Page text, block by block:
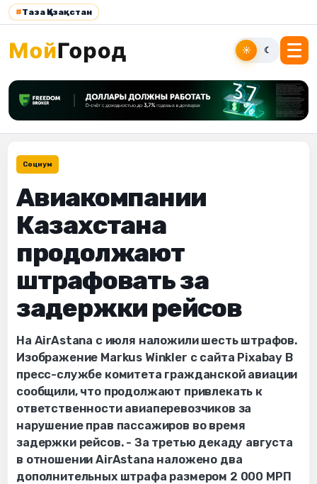
#Таза Қазақстан
☀ ☾
Социум
Авиакомпании
Казахстана
продолжают
штрафовать за
задержки рейсов
На AirAstana с июля наложили шесть штрафов.
Изображение Markus Winkler с сайта Pixabay В
пресс-службе комитета гражданской авиации
сообщили, что продолжают привлекать к
ответственности авиаперевозчиков за
нарушение прав пассажиров во время
задержки рейсов. - За третью декаду августа
в отношении AirAstana наложено два
дополнительных штрафа размером 2 000 МРП